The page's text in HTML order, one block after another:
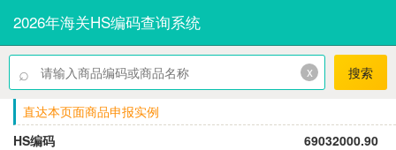
2026年海关HS编码查询系统
⌕ x 搜索
直达本页面商品申报实例
HS编码
69032000.90